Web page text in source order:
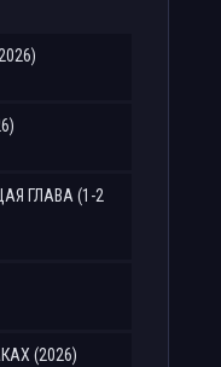
ГЛАВА (1-2
(2026)